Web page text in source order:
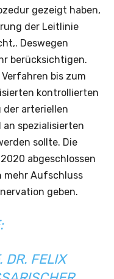
gezeigt haben,
der Leitlinie
Deswegen
berücksichtigen.
bis zum
kontrollierten
der arteriellen
spezialisierten
sollte. Die
abgeschlossen
mehr Aufschluss
geben.
DR. FELIX